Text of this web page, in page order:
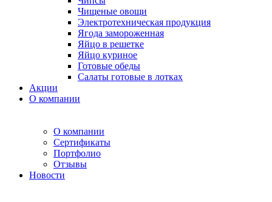
Чищеные овощи
Электротехническая продукция
Ягода замороженная
Яйцо в решетке
Яйцо куриное
Готовые обеды
Салаты готовые в лотках
Акции
О компании
О компании
Сертификаты
Портфолио
Отзывы
Новости